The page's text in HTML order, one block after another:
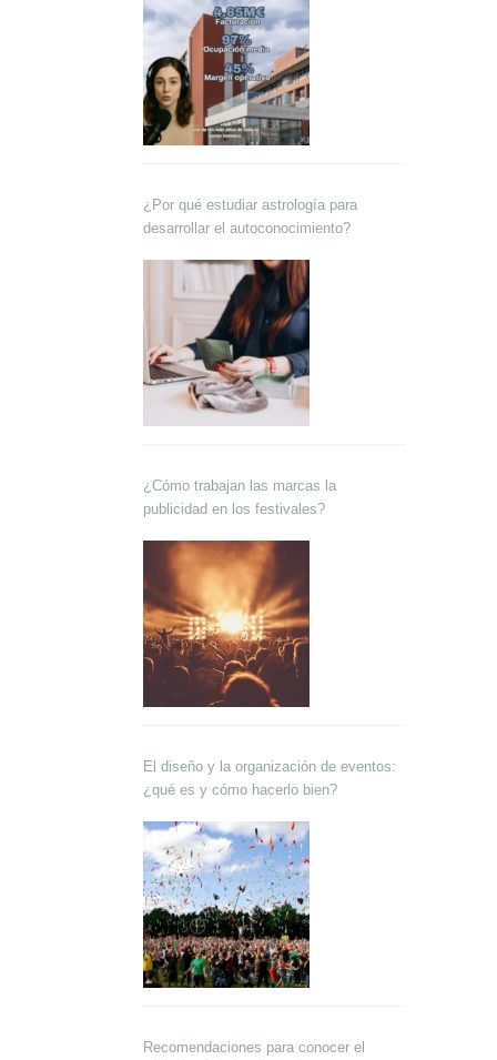
¿Por qué estudiar astrología para
desarrollar el autoconocimiento?
¿Cómo trabajan las marcas la
publicidad en los festivales?
El diseño y la organización de eventos:
¿qué es y cómo hacerlo bien?
Recomendaciones para conocer el